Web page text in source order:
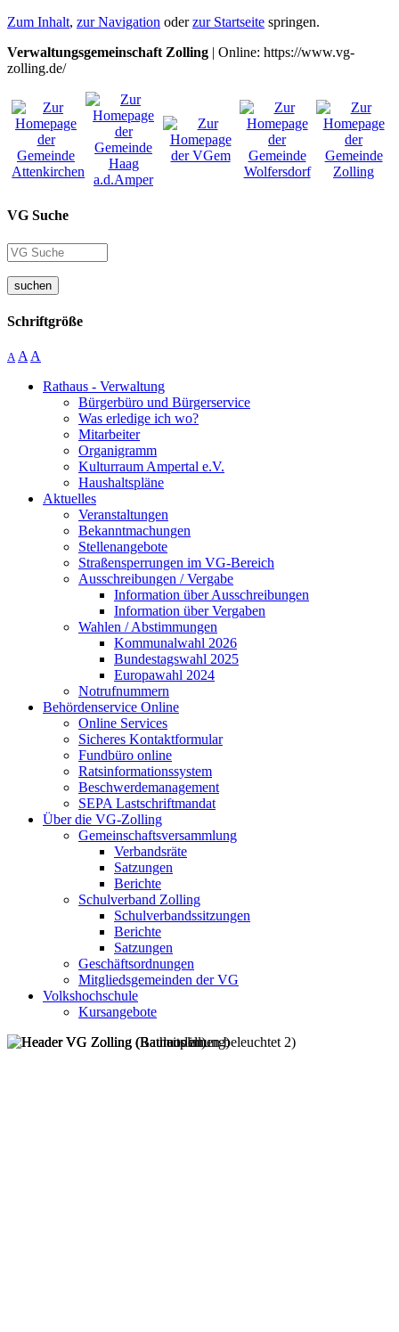
Zum Inhalt, zur Navigation oderzur Startseite springen.
Verwaltungsgemeinschaft Zolling | Online: https://www.vg-
zolling.de/
VG Suche
suchen
Schriftgröße
A A A
Rathaus - Verwaltung
Bürgerbüro und Bürgerservice
Was erledige ich wo?
Mitarbeiter
Organigramm
Kulturraum Ampertal e.V.
Haushaltspläne
Aktuelles
Veranstaltungen
Bekanntmachungen
Stellenangebote
Straßensperrungen im VG-Bereich
Ausschreibungen / Vergabe
Information über Ausschreibungen
Information über Vergaben
Wahlen / Abstimmungen
Kommunalwahl 2026
Bundestagswahl 2025
Europawahl 2024
Notrufnummern
Behördenservice Online
Online Services
Sicheres Kontaktformular
Fundbüro online
Ratsinformationssystem
Beschwerdemanagement
SEPA Lastschriftmandat
Über die VG-Zolling
Gemeinschaftsversammlung
Verbandsräte
Satzungen
Berichte
Schulverband Zolling
Schulverbandssitzungen
Berichte
Satzungen
Geschäftsordnungen
Mitgliedsgemeinden der VG
Volkshochschule
Kursangebote